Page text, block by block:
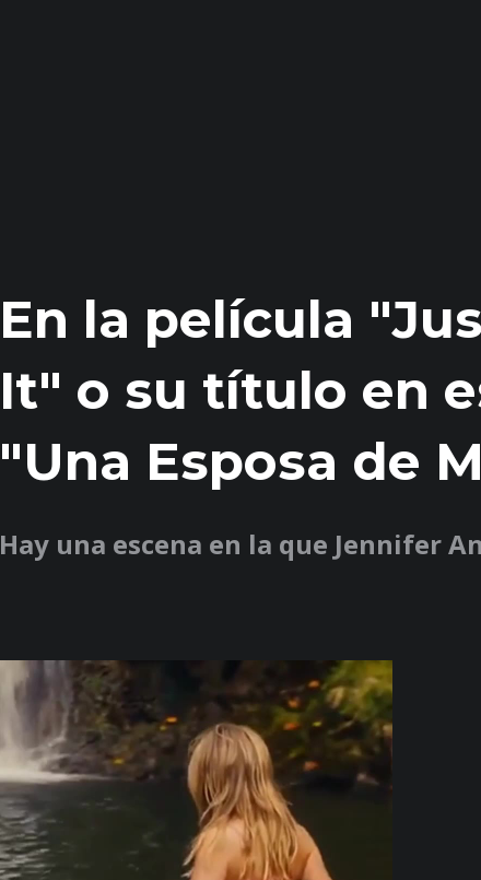
En la película
It" o su título en
"Una Esposa de
Hay una escena en la que Jennifer